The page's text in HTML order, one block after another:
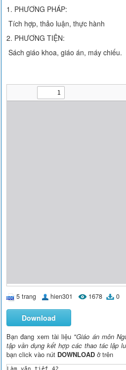
1. PHƯƠNG PHÁP:
Tích hợp, thảo luận, thực hành
2. PHƯƠNG TIỆN:
Sách giáo khoa, giáo án, máy chiếu.
5 trang hien301 1678 0
Download
Bạn đang xem tài liệu "Giáo án môn
tập vần dụng kết hợp các thao tác lập
bạn click vào nút DOWNLOAD ở trên
Làm văn tiết 42